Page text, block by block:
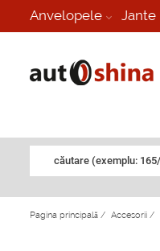
Anvelopele Jante
căutare (exemplu:
Pagina principală / Accesorii /